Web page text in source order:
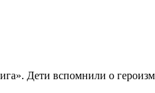
Дети вспомнили о